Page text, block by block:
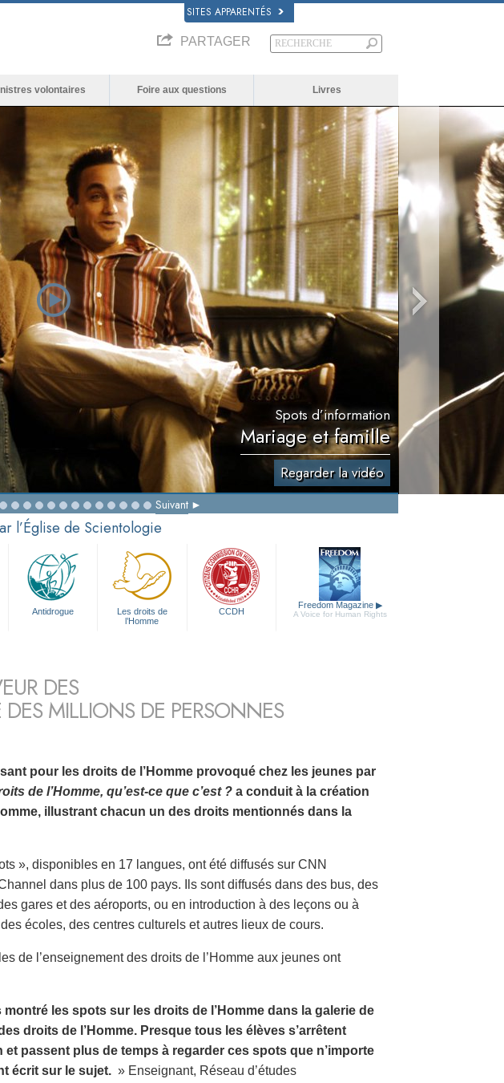
SITES APPARENTÉS
PARTAGER
volontaires Foire aux questions Livres
Spots d’information
Mariage et famille
Regarder la vidéo
Suivant
l’Église de Scientologie
Antidrogue
Les droits de
l’Homme
CCDH
Freedom Magazine ▶
A Voice for Human Rights
DES
MILLIONS DE PERSONNES
pour les droits de l’Homme provoqué chez les jeunes par
de l’Homme, qu’est-ce que c’est ? a conduit à la création
illustrant chacun un des droits mentionnés dans la
», disponibles en 17 langues, ont été diffusés sur CNN
dans plus de 100 pays. Ils sont diffusés dans des bus, des
gares et des aéroports, ou en introduction à des leçons ou à
écoles, des centres culturels et autres lieux de cours.
de l’enseignement des droits de l’Homme aux jeunes ont
les spots sur les droits de l’Homme dans la galerie de
droits de l’Homme. Presque tous les élèves s’arrêtent
et passent plus de temps à regarder ces spots que n’importe
écrit sur le sujet. » Enseignant, Réseau d’études